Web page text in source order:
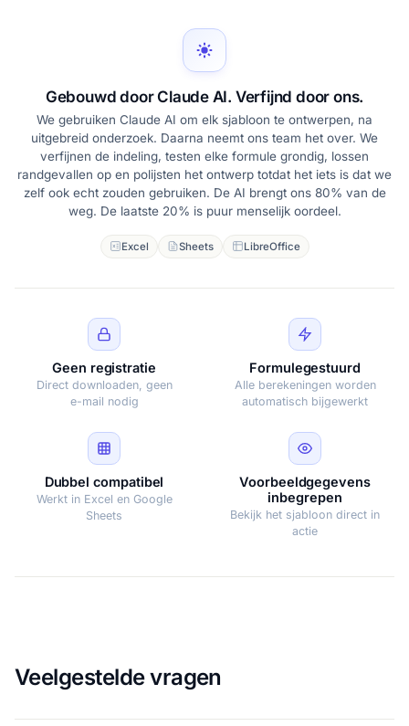
Gebouwd door Claude AI. Verfijnd door ons.
We gebruiken Claude AI om elk sjabloon te ontwerpen, na
uitgebreid onderzoek. Daarna neemt ons team het over. We
verfijnen de indeling, testen elke formule grondig, lossen
randgevallen op en polijsten het ontwerp totdat het iets is dat we
zelf ook echt zouden gebruiken. De AI brengt ons 80% van de
weg. De laatste 20% is puur menselijk oordeel.
Excel Sheets LibreOffice
Geen registratie
Direct downloaden, geen
e-mail nodig
Formulegestuurd
Alle berekeningen worden
automatisch bijgewerkt
Dubbel compatibel
Werkt in Excel en Google
Sheets
Voorbeeldgegevens
inbegrepen
Bekijk het sjabloon direct in
actie
Veelgestelde vragen